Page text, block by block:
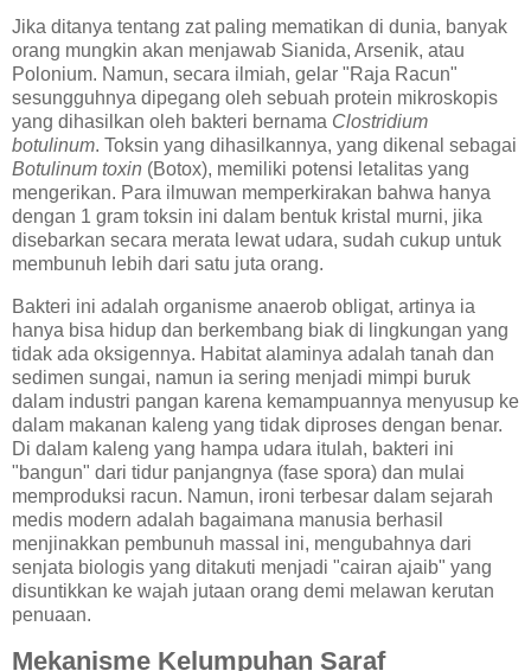
Jika ditanya tentang zat paling mematikan di dunia, banyak
orang mungkin akan menjawab Sianida, Arsenik, atau
Polonium. Namun, secara ilmiah, gelar "Raja Racun"
sesungguhnya dipegang oleh sebuah protein mikroskopis
yang dihasilkan oleh bakteri bernama Clostridium
botulinum. Toksin yang dihasilkannya, yang dikenal sebagai
Botulinum toxin (Botox), memiliki potensi letalitas yang
mengerikan. Para ilmuwan memperkirakan bahwa hanya
dengan 1 gram toksin ini dalam bentuk kristal murni, jika
disebarkan secara merata lewat udara, sudah cukup untuk
membunuh lebih dari satu juta orang.
Bakteri ini adalah organisme anaerob obligat, artinya ia
hanya bisa hidup dan berkembang biak di lingkungan yang
tidak ada oksigennya. Habitat alaminya adalah tanah dan
sedimen sungai, namun ia sering menjadi mimpi buruk
dalam industri pangan karena kemampuannya menyusup ke
dalam makanan kaleng yang tidak diproses dengan benar.
Di dalam kaleng yang hampa udara itulah, bakteri ini
"bangun" dari tidur panjangnya (fase spora) dan mulai
memproduksi racun. Namun, ironi terbesar dalam sejarah
medis modern adalah bagaimana manusia berhasil
menjinakkan pembunuh massal ini, mengubahnya dari
senjata biologis yang ditakuti menjadi "cairan ajaib" yang
disuntikkan ke wajah jutaan orang demi melawan kerutan
penuaan.
Mekanisme Kelumpuhan Saraf